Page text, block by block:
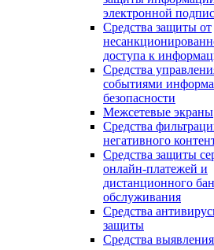
электронной
Средства защиты от
доступа к
Средства
событиями
безопасности
Межсетевые экраны
Средства
негативного
Средства защиты
онлайн-платежей и
дистанционного
обслуживания
Средства
защиты
Средства